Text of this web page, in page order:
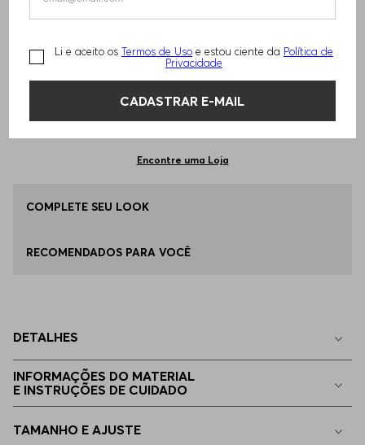
Li e aceito os Termos de Uso e estou ciente da Política de
Privacidade
CADASTRAR E-MAIL
TAMANHO -P - S Informações do Tamanho
Qual o seu Tamanho? Tabela de Tamanhos
M - M
G - L
EEGG Disponível
ADICIONAR AO CARRINHO
Encontre uma Loja
COMPLETE SEU LOOK
RECOMENDADOS PARA VOCÊ
DETALHES
INFORMAÇÕES DO MATERIAL
E INSTRUÇÕES DE CUIDADO
TAMANHO E AJUSTE